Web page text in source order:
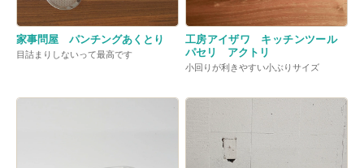
家事問屋 パンチングあくとり
目詰まりしないって最高です
工房アイザワ キッチンツール
パセリ アクトリ
小回りが利きやすい小ぶりサイズ